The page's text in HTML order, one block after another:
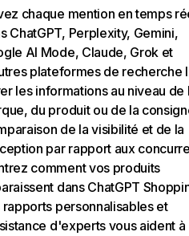
chaque mention en temps
ChatGPT, Perplexity, Gemini,
AI Mode, Claude, Grok et
plateformes de recherche
les informations au niveau de
du produit ou de la
de la visibilité et de la
par rapport aux
comment vos produits
dans ChatGPT
rapports personnalisables et
d'experts vous aident à